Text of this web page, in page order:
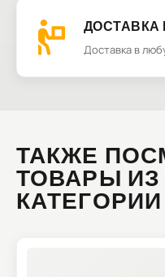
Доставка в
ТАКЖЕ
ТОВАРЫ ИЗ
КАТЕГОРИИ